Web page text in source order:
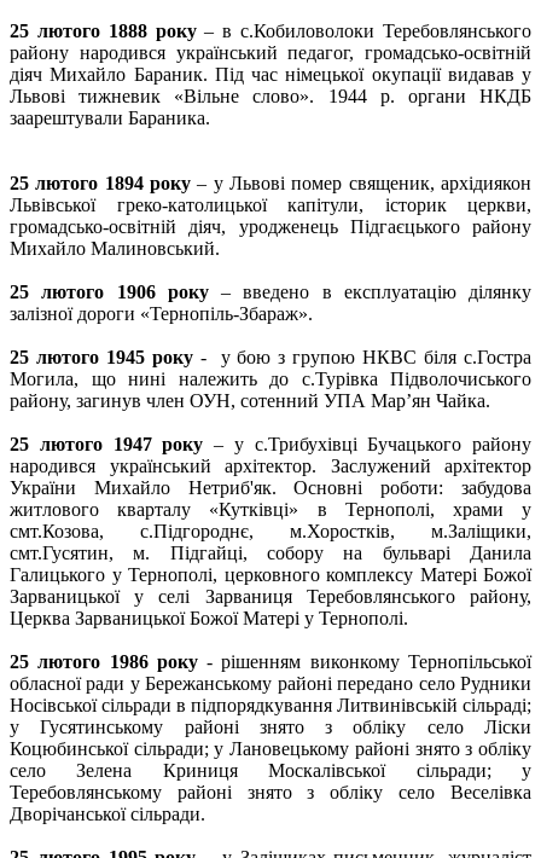
25 лютого 1888 року– в с.Кобиловолоки Теребовлянського
району народився український педагог, громадсько-освітній
діяч Михайло Бараник. Під час німецької окупації видавав у
Львові тижневик «Вільне слово». 1944 р. органи НКДБ
заарештували Бараника.
25 лютого 1894 року – у Львові помер священик, архідиякон
Львівської греко-католицької капітули, історик церкви,
громадсько-освітній діяч, уродженець Підгаєцького району
Михайло Малиновський.
25 лютого 1906 року– введено в експлуатацію ділянку
залізної дороги «Тернопіль-Збараж».
25 лютого 1945 року- у бою з групою НКВС біля с.Гостра
Могила, що нині належить до с.Турівка Підволочиського
району, загинув член ОУН, сотенний УПА Мар’ян Чайка.
25 лютого 1947 року – у с.Трибухівці Бучацького району
народився український архітектор. Заслужений архітектор
України Михайло Нетриб'як. Основні роботи: забудова
житлового кварталу «Кутківці» в Тернополі, храми у
смт.Козова, с.Підгороднє, м.Хоростків, м.Заліщики,
смт.Гусятин, м. Підгайці, собору на бульварі Данила
Галицького у Тернополі, церковного комплексу Матері Божої
Зарваницької у селі Зарваниця Теребовлянського району,
Церква Зарваницької Божої Матері у Тернополі.
25 лютого 1986 року- рішенням виконкому Тернопільської
обласної ради у Бережанському районі передано село Рудники
Носівської сільради в підпорядкування Литвинівській сільраді;
у Гусятинському районі знято з обліку село Ліски
Коцюбинської сільради; у Лановецькому районі знято з обліку
село Зелена Криниця Москалівської сільради; у
Теребовлянському районі знято з обліку село Веселівка
Дворічанської сільради.